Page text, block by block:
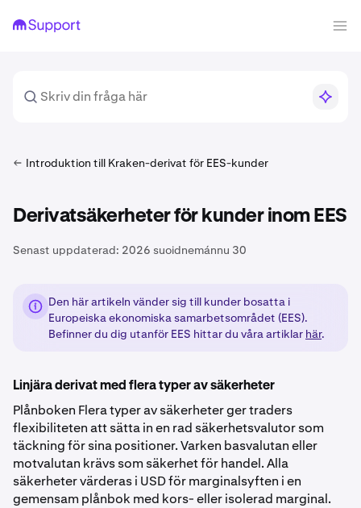
Introduktion till Kraken-derivat för EES-kunder
Derivatsäkerheter för kunder inom EES
Senast uppdaterad: 2026 suoidnemánnu 30
Den här artikeln vänder sig till kunder bosatta i
Europeiska ekonomiska samarbetsområdet (EES).
Befinner du dig utanför EES hittar du våra artiklar här.
Linjära derivat med flera typer av säkerheter
Plånboken Flera typer av säkerheter ger traders
flexibiliteten att sätta in en rad säkerhetsvalutor som
täckning för sina positioner. Varken basvalutan eller
motvalutan krävs som säkerhet för handel. Alla
säkerheter värderas i USD för marginalsyften i en
gemensam plånbok med kors- eller isolerad marginal.